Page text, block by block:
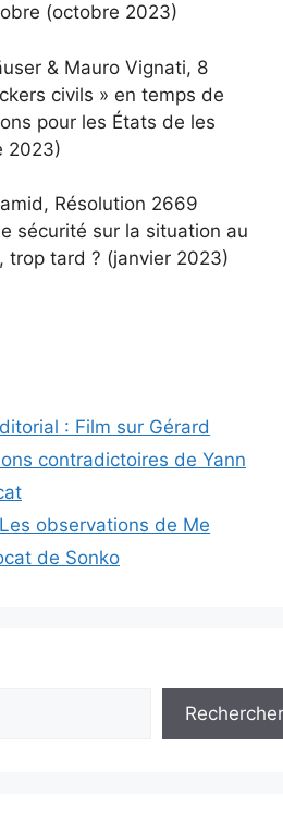
(octobre 2023)
& Mauro Vignati, 8
civils » en temps de
pour les États de les
2023)
Résolution 2669
sécurité sur la situation au
trop tard ? (janvier 2023)
: Film sur Gérard
contradictoires de Yann
observations de Me
de Sonko
Rechercher